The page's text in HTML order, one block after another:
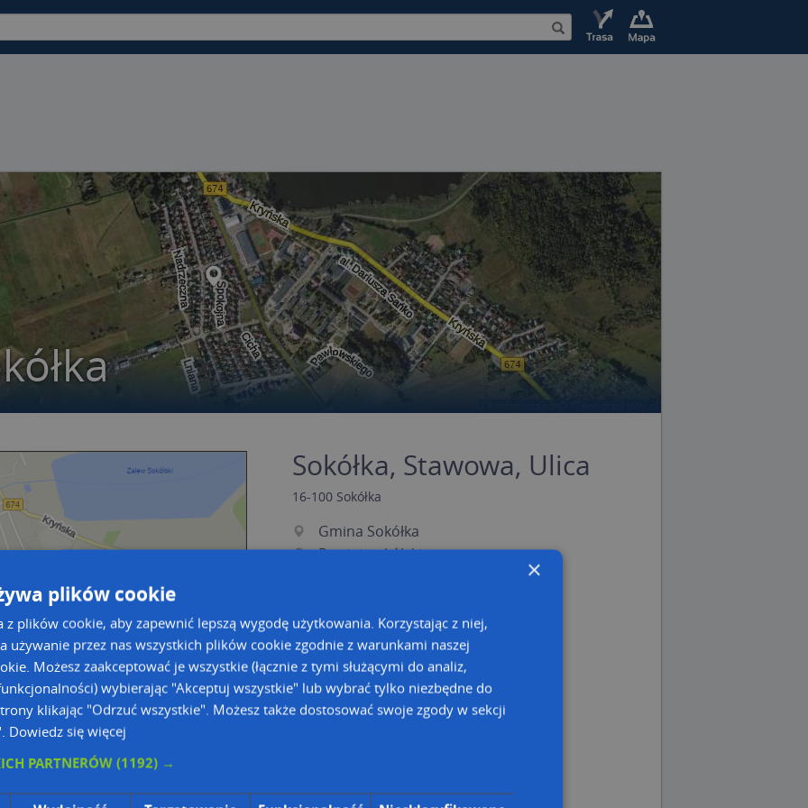
mapę
mapę
bazy danych adresowych
Sokółka, Stawowa, Ulica
16-100 Sokółka
Gmina Sokółka
Powiat sokólski
×
plików cookie
z plików cookie, aby zapewnić lepszą wygodę użytkowania. Korzystając z niej,
używanie przez nas wszystkich plików cookie zgodnie z warunkami naszej
Możesz zaakceptować je wszystkie (łącznie z tymi służącymi do analiz,
wybierając "Akceptuj wszystkie" lub wybrać tylko niezbędne do
klikając "Odrzuć wszystkie". Możesz także dostosować swoje zgody w sekcji
Dowiedz się więcej
PARTNERÓW(1192) →